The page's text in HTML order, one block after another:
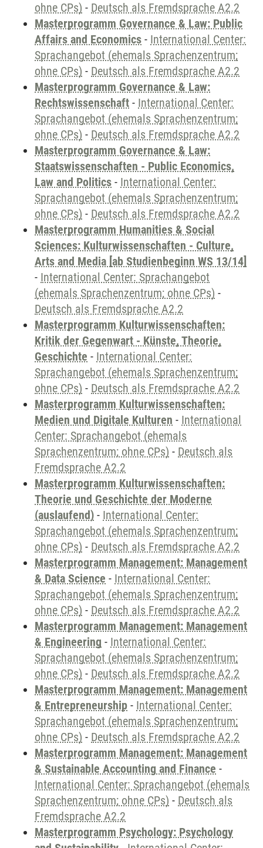
ohne CPs) - Deutsch als Fremdsprache A2.2
Masterprogramm Governance & Law: Public
Affairs and Economics - International Center:
Sprachangebot (ehemals Sprachenzentrum;
ohne CPs) - Deutsch als Fremdsprache A2.2
Masterprogramm Governance & Law:
Rechtswissenschaft - International Center:
Sprachangebot (ehemals Sprachenzentrum;
ohne CPs) - Deutsch als Fremdsprache A2.2
Masterprogramm Governance & Law:
Staatswissenschaften - Public Economics,
Law and Politics - International Center:
Sprachangebot (ehemals Sprachenzentrum;
ohne CPs) - Deutsch als Fremdsprache A2.2
Masterprogramm Humanities & Social
Sciences: Kulturwissenschaften - Culture,
Arts and Media [ab Studienbeginn WS 13/14]
- International Center: Sprachangebot
(ehemals Sprachenzentrum; ohne CPs) -
Deutsch als Fremdsprache A2.2
Masterprogramm Kulturwissenschaften:
Kritik der Gegenwart - Künste, Theorie,
Geschichte - International Center:
Sprachangebot (ehemals Sprachenzentrum;
ohne CPs) - Deutsch als Fremdsprache A2.2
Masterprogramm Kulturwissenschaften:
Medien und Digitale Kulturen - International
Center: Sprachangebot (ehemals
Sprachenzentrum; ohne CPs) - Deutsch als
Fremdsprache A2.2
Masterprogramm Kulturwissenschaften:
Theorie und Geschichte der Moderne
(auslaufend) - International Center:
Sprachangebot (ehemals Sprachenzentrum;
ohne CPs) - Deutsch als Fremdsprache A2.2
Masterprogramm Management: Management
& Data Science - International Center:
Sprachangebot (ehemals Sprachenzentrum;
ohne CPs) - Deutsch als Fremdsprache A2.2
Masterprogramm Management: Management
& Engineering - International Center:
Sprachangebot (ehemals Sprachenzentrum;
ohne CPs) - Deutsch als Fremdsprache A2.2
Masterprogramm Management: Management
& Entrepreneurship - International Center:
Sprachangebot (ehemals Sprachenzentrum;
ohne CPs) - Deutsch als Fremdsprache A2.2
Masterprogramm Management: Management
& Sustainable Accounting and Finance -
International Center: Sprachangebot (ehemals
Sprachenzentrum; ohne CPs) - Deutsch als
Fremdsprache A2.2
Masterprogramm Psychology: Psychology